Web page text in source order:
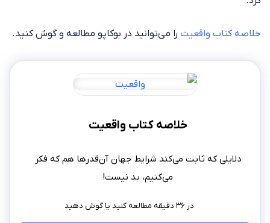
خلاصه کتاب واقعیت را می‌توانید در بوکاپو مطالعه و گوش کنید.
خلاصه کتاب واقعیت
دلایلی که ثابت می‌کند شرایط جهان آن‌قدرها هم که فکر
می‌کنیم، بد نیست!
در ۳۶ دقیقه مطالعه کنید